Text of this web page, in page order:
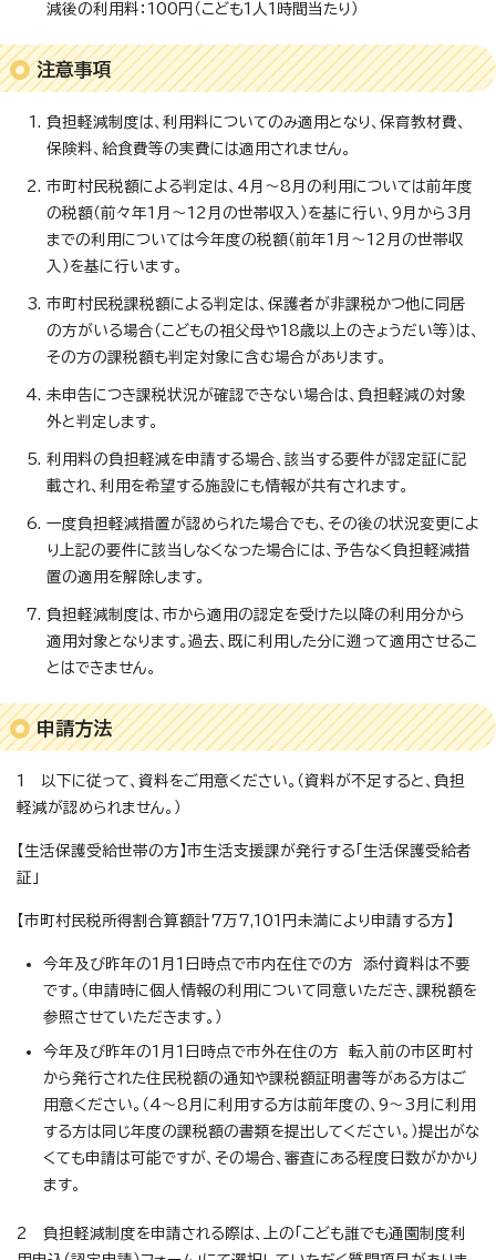
減後の利用料：100円（こども1人1時間当たり）
注意事項
負担軽減制度は、利用料についてのみ適用となり、保育教材費、
保険料、給食費等の実費には適用されません。
市町村民税額による判定は、4月～8月の利用については前年度
の税額（前々年1月～12月の世帯収入）を基に行い、9月から3月
までの利用については今年度の税額（前年1月～12月の世帯収
入）を基に行います。
市町村民税課税額による判定は、保護者が非課税かつ他に同居
の方がいる場合（こどもの祖父母や18歳以上のきょうだい等）は、
その方の課税額も判定対象に含む場合があります。
未申告につき課税状況が確認できない場合は、負担軽減の対象
外と判定します。
利用料の負担軽減を申請する場合、該当する要件が認定証に記
載され、利用を希望する施設にも情報が共有されます。
一度負担軽減措置が認められた場合でも、その後の状況変更によ
り上記の要件に該当しなくなった場合には、予告なく負担軽減措
置の適用を解除します。
負担軽減制度は、市から適用の認定を受けた以降の利用分から
適用対象となります。過去、既に利用した分に遡って適用させるこ
とはできません。
申請方法
1 以下に従って、資料をご用意ください。（資料が不足すると、負担
軽減が認められません。）
【生活保護受給世帯の方】市生活支援課が発行する「生活保護受給者
証」
【市町村民税所得割合算額計7万7,101円未満により申請する方】
今年及び昨年の1月1日時点で市内在住での方 添付資料は不要
です。（申請時に個人情報の利用について同意いただき、課税額を
参照させていただきます。）
今年及び昨年の1月1日時点で市外在住の方 転入前の市区町村
から発行された住民税額の通知や課税額証明書等がある方はご
用意ください。（4～8月に利用する方は前年度の、9～3月に利用
する方は同じ年度の課税額の書類を提出してください。）提出がな
くても申請は可能ですが、その場合、審査にある程度日数がかかり
ます。
2 負担軽減制度を申請される際は、上の「こども誰でも通園制度利